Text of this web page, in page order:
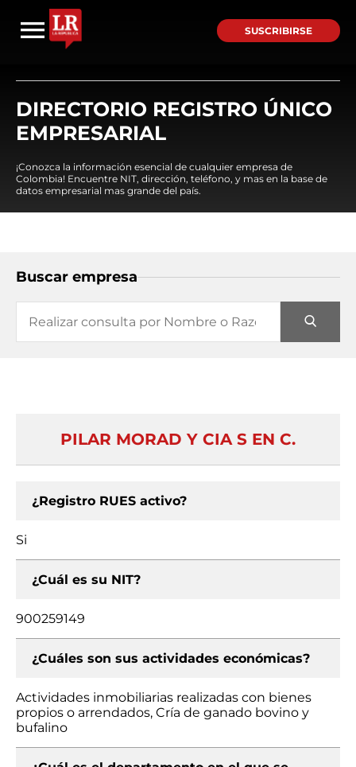
SUSCRIBIRSE
DIRECTORIO REGISTRO ÚNICO
EMPRESARIAL
¡Conozca la información esencial de cualquier empresa de
Colombia! Encuentre NIT, dirección, teléfono, y mas en la base de
datos empresarial mas grande del país.
Buscar empresa
PILAR MORAD Y CIA S EN C.
¿Registro RUES activo?
Si
¿Cuál es su NIT?
900259149
¿Cuáles son sus actividades económicas?
Actividades inmobiliarias realizadas con bienes
propios o arrendados, Cría de ganado bovino y
bufalino